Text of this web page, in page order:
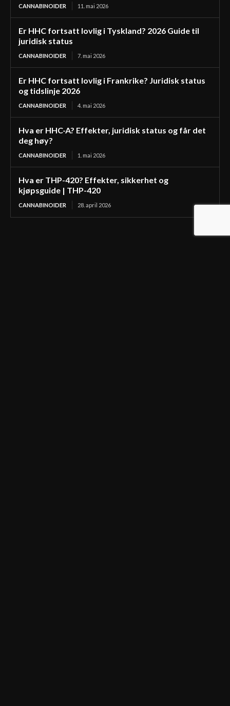
CANNABINOIDER 11. mai 2026
Er HHC fortsatt lovlig i Tyskland? 2026 Guide til
juridisk status
CANNABINOIDER 7. mai 2026
Er HHC fortsatt lovlig i Frankrike? Juridisk status
og tidslinje 2026
CANNABINOIDER 4. mai 2026
Hva er HHC-A? Effekter, juridisk status og får det
deg høy?
CANNABINOIDER 1. mai 2026
Hva er THP-420? Effekter, sikkerhet og
kjøpsguide | THP-420
CANNABINOIDER 28. april 2026